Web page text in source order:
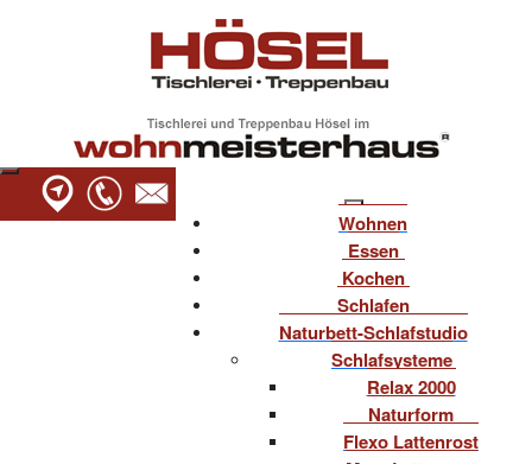
Wohnen
Essen
Kochen
Schlafen
Naturbett-Schlafstudio
Schlafsysteme
Relax 2000
Naturform
Flexo Lattenrost